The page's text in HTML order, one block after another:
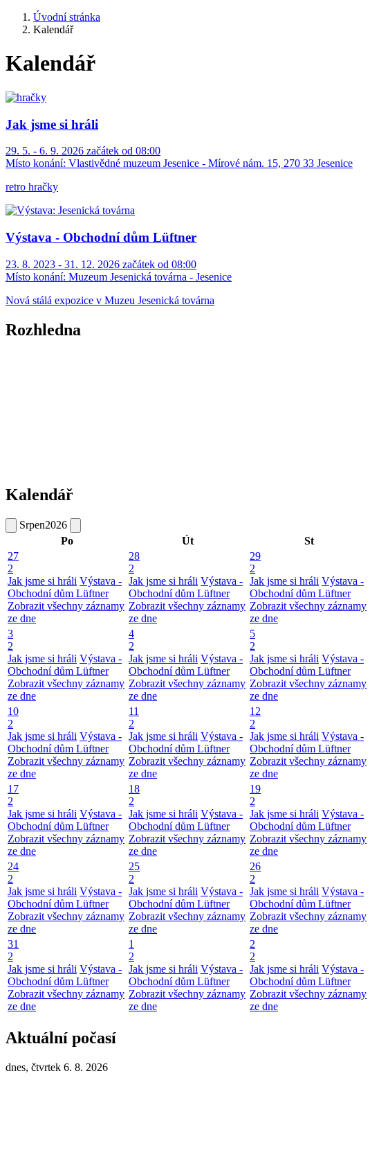
Úvodní stránka
Kalendář
Kalendář
Jak jsme si hráli
29. 5. - 6. 9. 2026 začátek od 08:00
Místo konání: Vlastivědné muzeum Jesenice - Mírové nám. 15, 270 33 Jesenice
retro hračky
Výstava - Obchodní dům Lüftner
23. 8. 2023 - 31. 12. 2026 začátek od 08:00
Místo konání: Muzeum Jesenická továrna - Jesenice
Nová stálá expozice v Muzeu Jesenická továrna
Rozhledna
Kalendář
Srpen2026
Po
Út St
27
2
Jak jsme si hráli Výstava -
Obchodní dům Lüftner
Zobrazit všechny záznamy
ze dne
28
2
Jak jsme si hráli Výstava -
Obchodní dům Lüftner
Zobrazit všechny záznamy
ze dne
29
2
Jak jsme si hráli Výstava -
Obchodní dům Lüftner
Zobrazit všechny záznamy
ze dne
3
2
Jak jsme si hráli Výstava -
Obchodní dům Lüftner
Zobrazit všechny záznamy
ze dne
4
2
Jak jsme si hráli Výstava -
Obchodní dům Lüftner
Zobrazit všechny záznamy
ze dne
5
2
Jak jsme si hráli Výstava -
Obchodní dům Lüftner
Zobrazit všechny záznamy
ze dne
10
2
Jak jsme si hráli Výstava -
Obchodní dům Lüftner
Zobrazit všechny záznamy
ze dne
11
2
Jak jsme si hráli Výstava -
Obchodní dům Lüftner
Zobrazit všechny záznamy
ze dne
12
2
Jak jsme si hráli Výstava -
Obchodní dům Lüftner
Zobrazit všechny záznamy
ze dne
17
2
Jak jsme si hráli Výstava -
Obchodní dům Lüftner
Zobrazit všechny záznamy
ze dne
18
2
Jak jsme si hráli Výstava -
Obchodní dům Lüftner
Zobrazit všechny záznamy
ze dne
19
2
Jak jsme si hráli Výstava -
Obchodní dům Lüftner
Zobrazit všechny záznamy
ze dne
24
2
Jak jsme si hráli Výstava -
Obchodní dům Lüftner
Zobrazit všechny záznamy
ze dne
25
2
Jak jsme si hráli Výstava -
Obchodní dům Lüftner
Zobrazit všechny záznamy
ze dne
26
2
Jak jsme si hráli Výstava -
Obchodní dům Lüftner
Zobrazit všechny záznamy
ze dne
31
2
Jak jsme si hráli Výstava -
Obchodní dům Lüftner
Zobrazit všechny záznamy
ze dne
1
2
Jak jsme si hráli Výstava -
Obchodní dům Lüftner
Zobrazit všechny záznamy
ze dne
2
2
Jak jsme si hráli Výstava -
Obchodní dům Lüftner
Zobrazit všechny záznamy
ze dne
Aktuální počasí
dnes, čtvrtek 6. 8. 2026